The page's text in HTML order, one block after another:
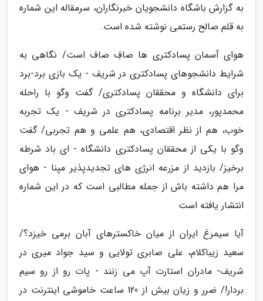
به گزارش باشگاه دانشجویان خبرنگاران، سرمقاله این شماره
به قلم صالح رستمی نوشته شده است.
هوای آسمان پسادکتری ها صافِ صاف است/ نگاهی به
شرایط دانشجوهای پسادکتری در شریف - یک بازی برد-برد
برای دانشگاه و محققان پسادکتری/ گفت وگو با راحله
محمدپور، مدیر برنامه پسادکتری در شریف - یک تجربه
خوب، هم از نظر اقتصادی، هم علمی و هم تجربی/ گفت
وگو با یکی از محققان پسادکتری دانشگاه - ای باد شرطه
برخیز/ بازدید از مزرعه انرژی های تجدیدپذیر مپنا - هوای
مرا هم داشته باش از جمله مطالبی است که در این شماره
انتشار یافته است
آیا سیمرغ ایران از میان خاکسترهای آبان برمی خیزد؟/
سعید زیباکلام، علی صابری تولایی و سید جواد میری در
شریف- مادران استارت آپ می زنند - پات رو از رو سیم
بردار!/ ضرر و زیان بیش از 120 ساعت خاموشی اینترنت در